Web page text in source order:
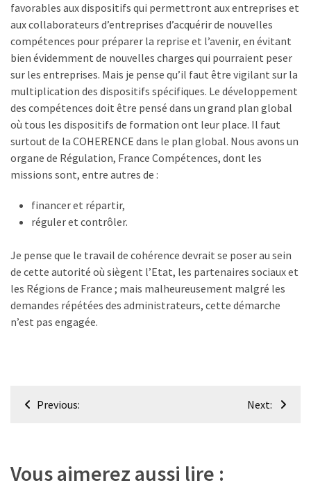
favorables aux dispositifs qui permettront aux entreprises et
aux collaborateurs d’entreprises d’acquérir de nouvelles
compétences pour préparer la reprise et l’avenir, en évitant
bien évidemment de nouvelles charges qui pourraient peser
sur les entreprises. Mais je pense qu’il faut être vigilant sur la
multiplication des dispositifs spécifiques. Le développement
des compétences doit être pensé dans un grand plan global
où tous les dispositifs de formation ont leur place. Il faut
surtout de la COHERENCE dans le plan global. Nous avons un
organe de Régulation, France Compétences, dont les
missions sont, entre autres de :
financer et répartir,
réguler et contrôler.
Je pense que le travail de cohérence devrait se poser au sein
de cette autorité où siègent l’Etat, les partenaires sociaux et
les Régions de France ; mais malheureusement malgré les
demandes répétées des administrateurs, cette démarche
n’est pas engagée.
Navigation
Previous: Next:
Vous aimerez aussi lire :